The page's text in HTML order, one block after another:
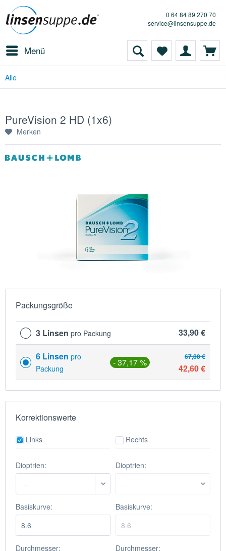
0 64 84 89 270 70
service@linsensuppe.de
Menü
Alle
PureVision 2 HD (1x6)
Merken
Packungsgröße
3 Linsen pro Packung 33,90 €
6 Linsen pro
Packung
- 37,17 % 67,80 €
42,60 €
Korrektionswerte
Links
Dioptrien:
Basiskurve:
Durchmesser:
Rechts
Dioptrien:
Basiskurve:
Durchmesser: